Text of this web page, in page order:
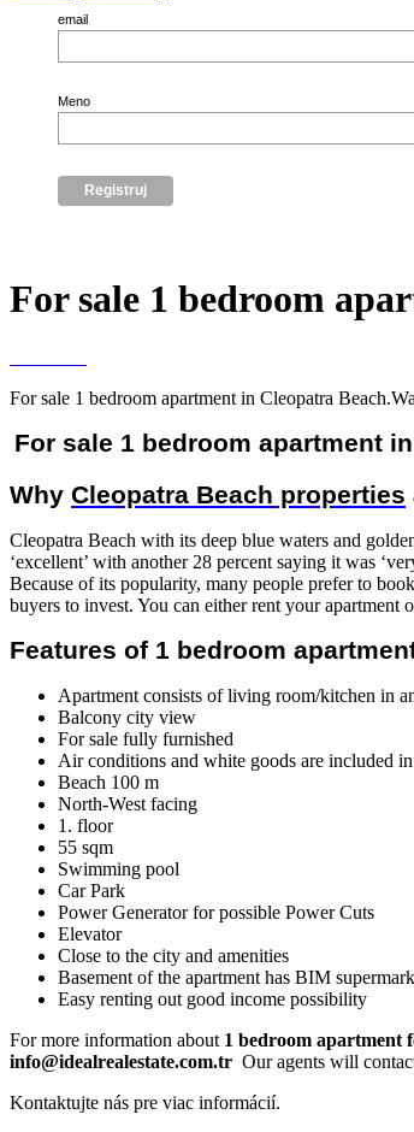
email
Meno
For sale 1 bedroom
For sale 1 bedroom apartment in Cleopatra
For sale 1 bedroom apartment
Why Cleopatra Beach properties
Cleopatra Beach with its deep blue waters and
‘excellent’ with another 28 percent saying it was
Because of its popularity, many people prefer to
buyers to invest. You can either rent your apartment
Features of 1 bedroom
Apartment consists of living room/kitchen in
Balcony city view
For sale fully furnished
Air conditions and white goods are included
Beach 100 m
North-West facing
1. floor
55 sqm
Swimming pool
Car Park
Power Generator for possible Power Cuts
Elevator
Close to the city and amenities
Basement of the apartment has BIM
Easy renting out good income possibility
For more information about 1 bedroom apartment
info@idealrealestate.com.tr Our agents will
Kontaktujte nás pre viac informácií.